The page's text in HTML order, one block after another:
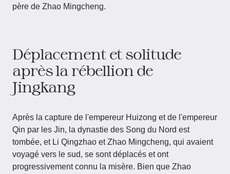
père de Zhao Mingcheng.
Déplacement et solitude
après la rébellion de
Jingkang
Après la capture de l'empereur Huizong et de l'empereur
Qin par les Jin, la dynastie des Song du Nord est
tombée, et Li Qingzhao et Zhao Mingcheng, qui avaient
voyagé vers le sud, se sont déplacés et ont
progressivement connu la misère. Bien que Zhao